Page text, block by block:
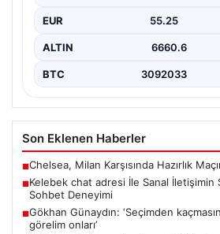
EUR 55.25
ALTIN 6660.6
BTC 3092033
Son Eklenen Haberler
■Chelsea, Milan Karşısında Hazırlık
■Kelebek chat adresi İle Sanal İletişimin
Sohbet Deneyimi
■Gökhan Günaydın: ‘Seçimden
görelim onları’